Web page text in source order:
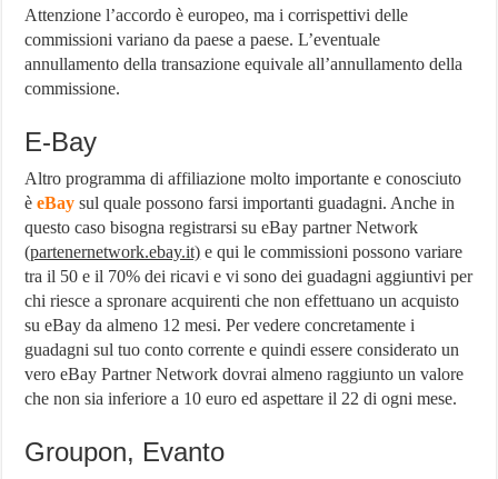
Attenzione l’accordo è europeo, ma i corrispettivi delle
commissioni variano da paese a paese. L’eventuale
annullamento della transazione equivale all’annullamento della
commissione.
E-Bay
Altro programma di affiliazione molto importante e conosciuto
èeBay sul quale possono farsi importanti guadagni. Anche in
questo caso bisogna registrarsi su eBay partner Network
(partenernetwork.ebay.it) e qui le commissioni possono variare
tra il 50 e il 70% dei ricavi e vi sono dei guadagni aggiuntivi per
chi riesce a spronare acquirenti che non effettuano un acquisto
su eBay da almeno 12 mesi. Per vedere concretamente i
guadagni sul tuo conto corrente e quindi essere considerato un
vero eBay Partner Network dovrai almeno raggiunto un valore
che non sia inferiore a 10 euro ed aspettare il 22 di ogni mese.
Groupon, Evanto